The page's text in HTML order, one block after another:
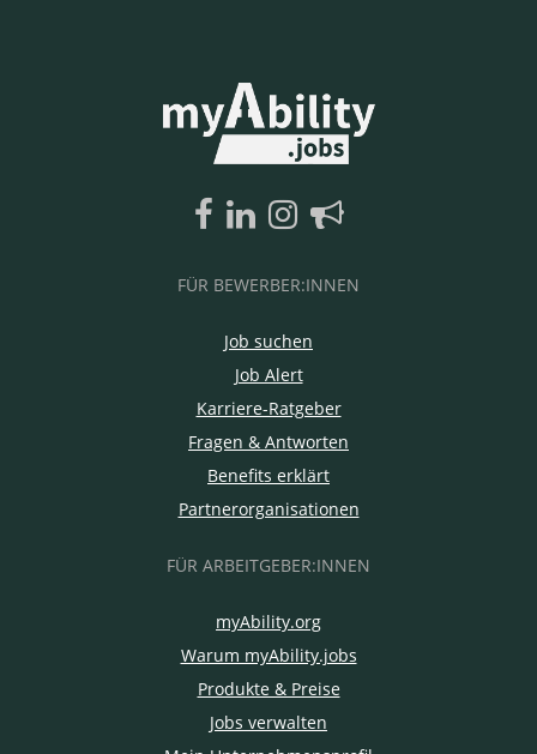
FÜR BEWERBER:INNEN
Job suchen
Job Alert
Karriere-Ratgeber
Fragen & Antworten
Benefits erklärt
Partnerorganisationen
FÜR ARBEITGEBER:INNEN
myAbility.org
Warum myAbility.jobs
Produkte & Preise
Jobs verwalten